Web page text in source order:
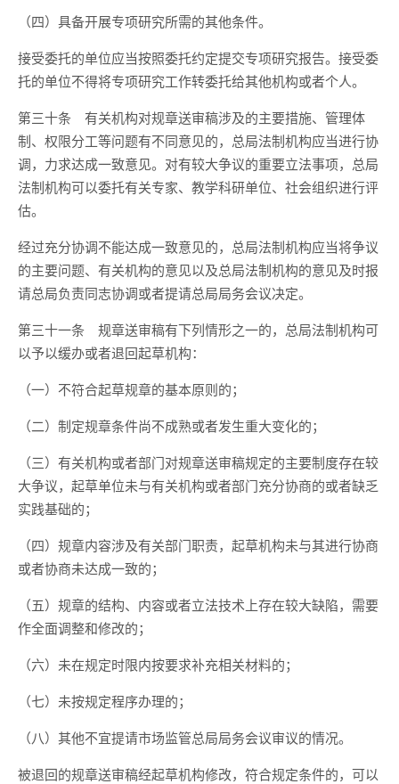
（四）具备开展专项研究所需的其他条件。
接受委托的单位应当按照委托约定提交专项研究报告。接受委
托的单位不得将专项研究工作转委托给其他机构或者个人。
第三十条 有关机构对规章送审稿涉及的主要措施、管理体
制、权限分工等问题有不同意见的，总局法制机构应当进行协
调，力求达成一致意见。对有较大争议的重要立法事项，总局
法制机构可以委托有关专家、教学科研单位、社会组织进行评
估。
经过充分协调不能达成一致意见的，总局法制机构应当将争议
的主要问题、有关机构的意见以及总局法制机构的意见及时报
请总局负责同志协调或者提请总局局务会议决定。
第三十一条 规章送审稿有下列情形之一的，总局法制机构可
以予以缓办或者退回起草机构：
（一）不符合起草规章的基本原则的；
（二）制定规章条件尚不成熟或者发生重大变化的；
（三）有关机构或者部门对规章送审稿规定的主要制度存在较
大争议，起草单位未与有关机构或者部门充分协商的或者缺乏
实践基础的；
（四）规章内容涉及有关部门职责，起草机构未与其进行协商
或者协商未达成一致的；
（五）规章的结构、内容或者立法技术上存在较大缺陷，需要
作全面调整和修改的；
（六）未在规定时限内按要求补充相关材料的；
（七）未按规定程序办理的；
（八）其他不宜提请市场监管总局局务会议审议的情况。
被退回的规章送审稿经起草机构修改，符合规定条件的，可以